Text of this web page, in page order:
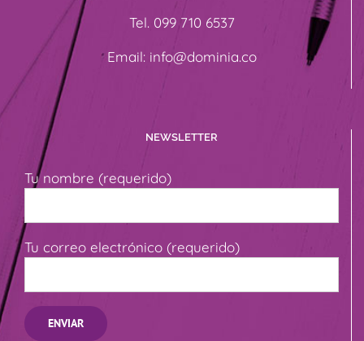
Tel. 099 710 6537
Email: info@dominia.co
NEWSLETTER
Tu nombre (requerido)
Tu correo electrónico (requerido)